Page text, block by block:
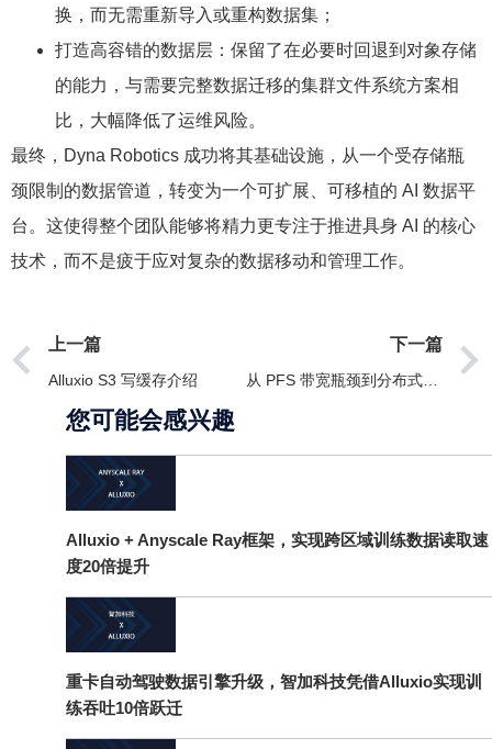
换，而无需重新导入或重构数据集；
打造高容错的数据层：保留了在必要时回退到对象存储
的能力，与需要完整数据迁移的集群文件系统方案相
比，大幅降低了运维风险。
最终，Dyna Robotics 成功将其基础设施，从一个受存储瓶
颈限制的数据管道，转变为一个可扩展、可移植的 AI 数据平
台。这使得整个团队能够将精力更专注于推进具身 AI 的核心
技术，而不是疲于应对复杂的数据移动和管理工作。
上一篇
Alluxio S3 写缓存介绍
下一篇
从 PFS 带宽瓶颈到分布式缓存的演进——Alluxio在九识智能仿真云端调度中的应用
您可能会感兴趣
Alluxio + Anyscale Ray框架，实现跨区域训练数据读取速
度20倍提升
重卡自动驾驶数据引擎升级，智加科技凭借Alluxio实现训
练吞吐10倍跃迁